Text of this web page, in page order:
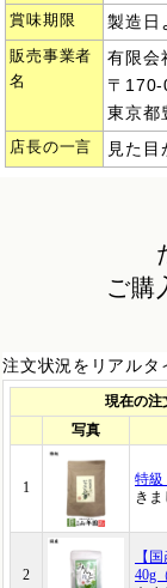
賞味期限 製造日
販売事業者
名
有限会
〒170-
東京都
店長の一言 見た目
ご購
注文状況をリアルタ